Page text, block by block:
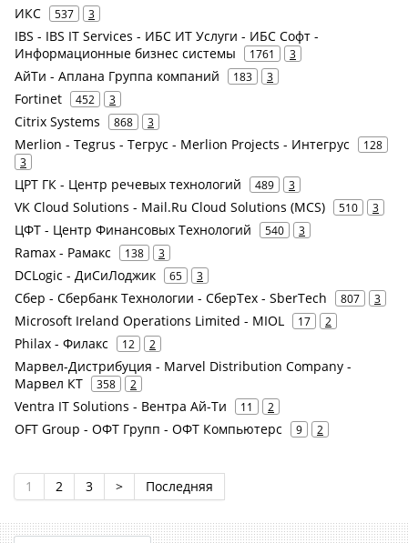
ИКС 537 3
IBS - IBS IT Services - ИБС ИТ Услуги - ИБС Софт -
Информационные бизнес системы
1761 3
АйТи - Аплана Группа компаний 183 3
Fortinet 452 3
Citrix Systems 868 3
Merlion - Tegrus - Тегрус - Merlion Projects - Интегрус
128
3
ЦРТ ГК - Центр речевых технологий 489 3
VK Cloud Solutions - Mail.Ru Cloud Solutions (MCS) 510 3
ЦФТ - Центр Финансовых Технологий 540 3
Ramax - Рамакс 138 3
DCLogic - ДиСиЛоджик 65 3
Сбер - Сбербанк Технологии - СберТех - SberTech 807 3
Microsoft Ireland Operations Limited - MIOL 17 2
Philax - Филакс 12 2
Марвел-Дистрибуция - Marvel Distribution Company -
Марвел КТ
358 2
Ventra IT Solutions - Вентра Ай-Ти 11 2
OFT Group - ОФТ Групп - ОФТ Компьютерс 9 2
1 2 3 > Последняя